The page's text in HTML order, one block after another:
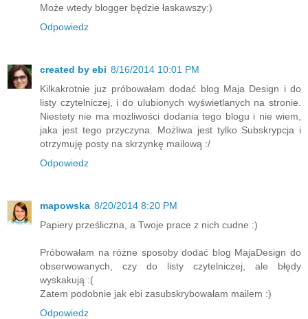
Może wtedy blogger będzie łaskawszy:)
Odpowiedz
created by ebi 8/16/2014 10:01 PM
Kilkakrotnie juz próbowałam dodać blog Maja Design i do
listy czytelniczej, i do ulubionych wyświetlanych na stronie.
Niestety nie ma możliwości dodania tego blogu i nie wiem,
jaka jest tego przyczyna. Możliwa jest tylko Subskrypcja i
otrzymuję posty na skrzynkę mailową :/
Odpowiedz
mapowska 8/20/2014 8:20 PM
Papiery prześliczna, a Twoje prace z nich cudne :)
Próbowałam na różne sposoby dodać blog MajaDesign do
obserwowanych, czy do listy czytelniczej, ale błędy
wyskakują :(
Zatem podobnie jak ebi zasubskrybowałam mailem :)
Odpowiedz